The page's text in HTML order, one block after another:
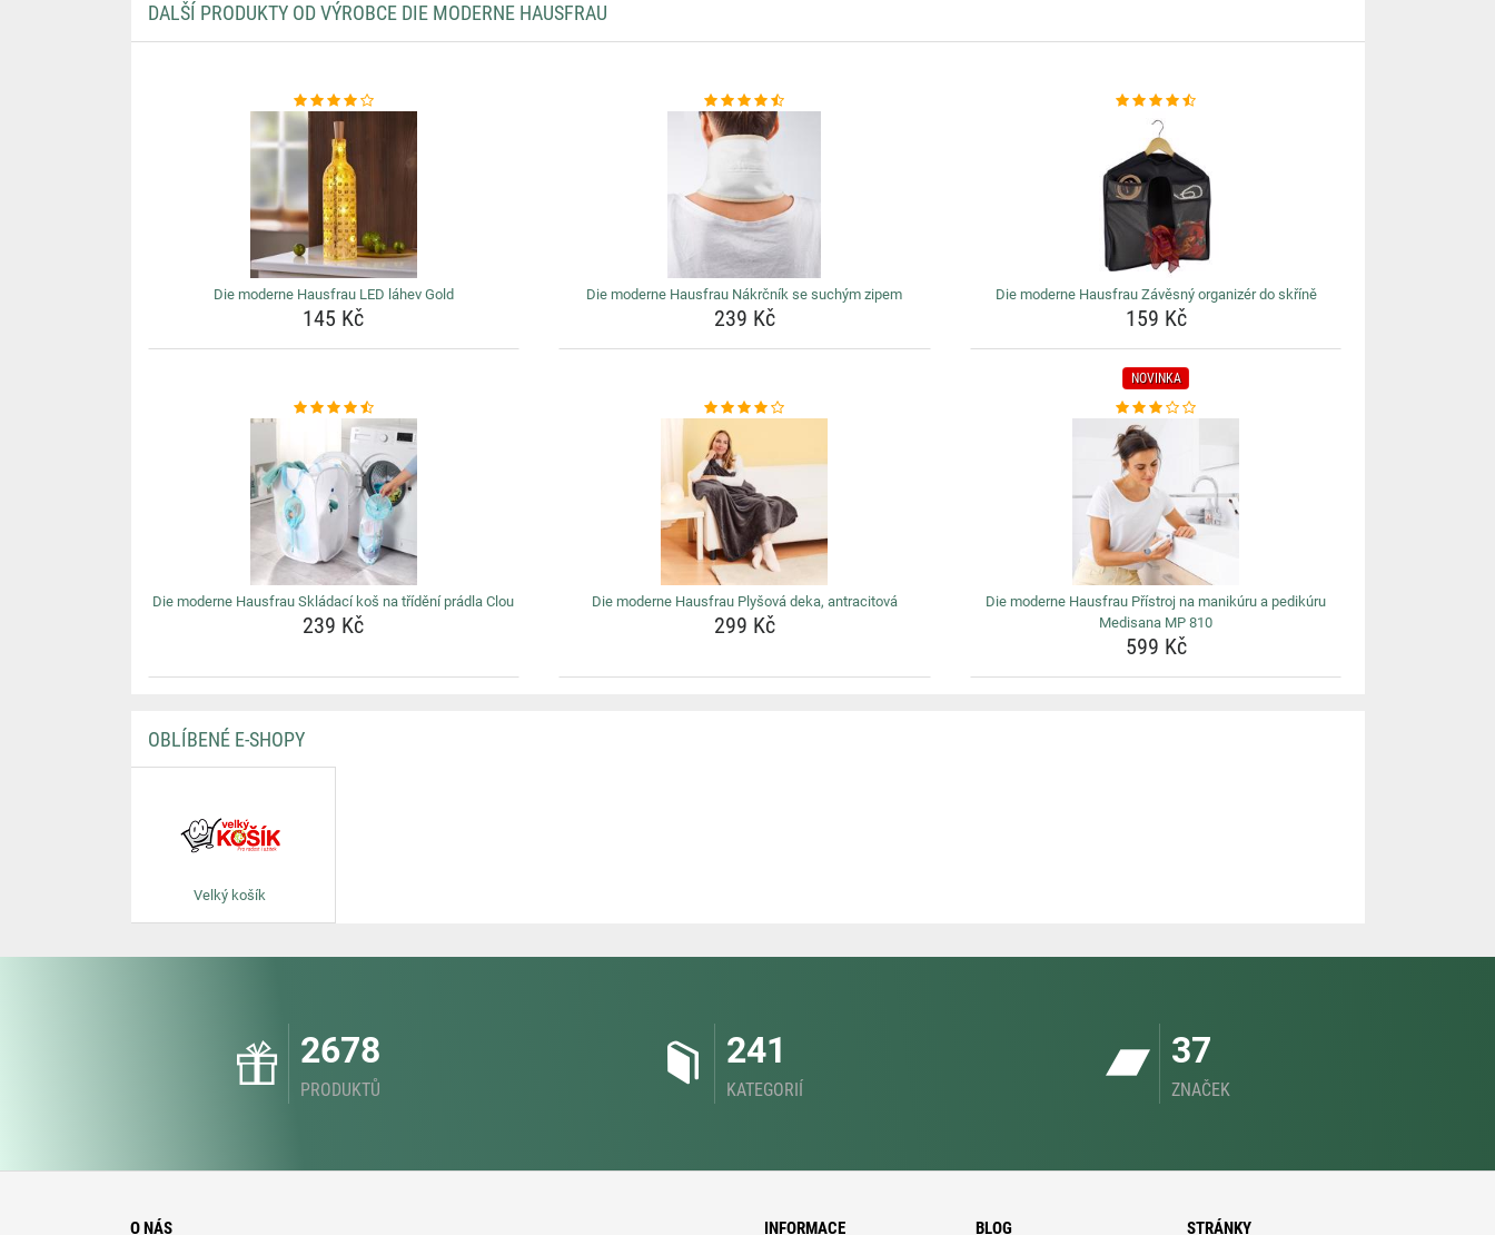
DALŠÍ PRODUKTY OD VÝROBCE DIE MODERNE HAUSFRAU
Die moderne Hausfrau LED láhev Gold
145 Kč
Die moderne Hausfrau Nákrčník se suchým zipem
239 Kč
Die moderne Hausfrau Závěsný organizér do skříně
159 Kč
Die moderne Hausfrau Skládací koš na třídění prádla Clou
239 Kč
Die moderne Hausfrau Plyšová deka, antracitová
299 Kč
NOVINKA
Die moderne Hausfrau Přístroj na manikúru a pedikúru
Medisana MP 810
599 Kč
OBLÍBENÉ E-SHOPY
Velký košík
2678
PRODUKTŮ
241
KATEGORIÍ
37
ZNAČEK
O NÁS INFORMACE BLOG STRÁNKY